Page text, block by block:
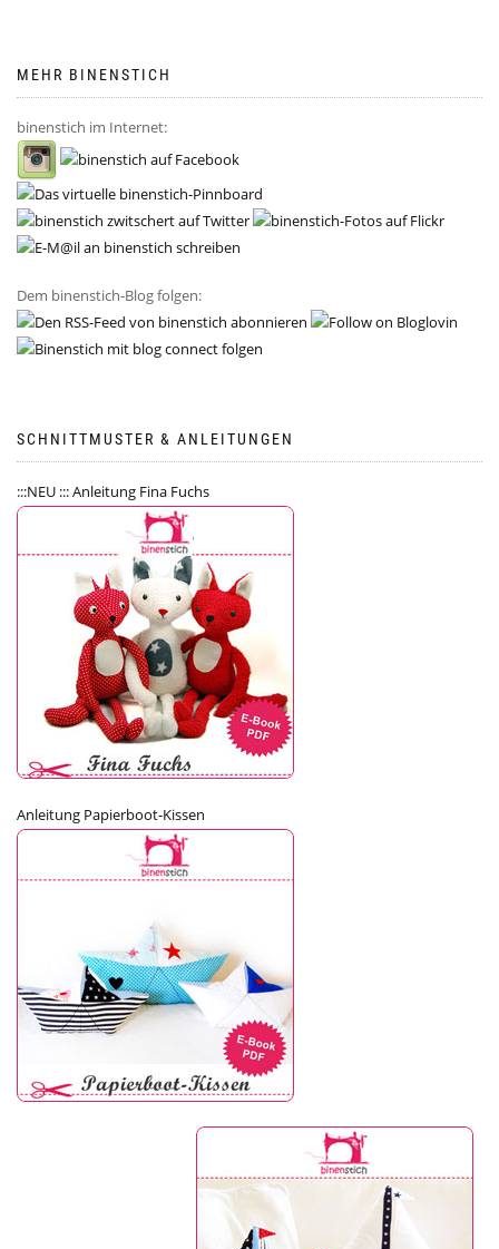
MEHR BINENSTICH
binenstich im Internet:
Dem binenstich-Blog folgen:
SCHNITTMUSTER & ANLEITUNGEN
:::NEU ::: Anleitung Fina Fuchs
Anleitung Papierboot-Kissen